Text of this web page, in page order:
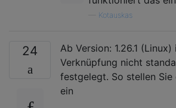
Kotauskas
24
Ab Version: 1.26.1
Verknüpfung nicht
festgelegt. So stellen Sie
ein